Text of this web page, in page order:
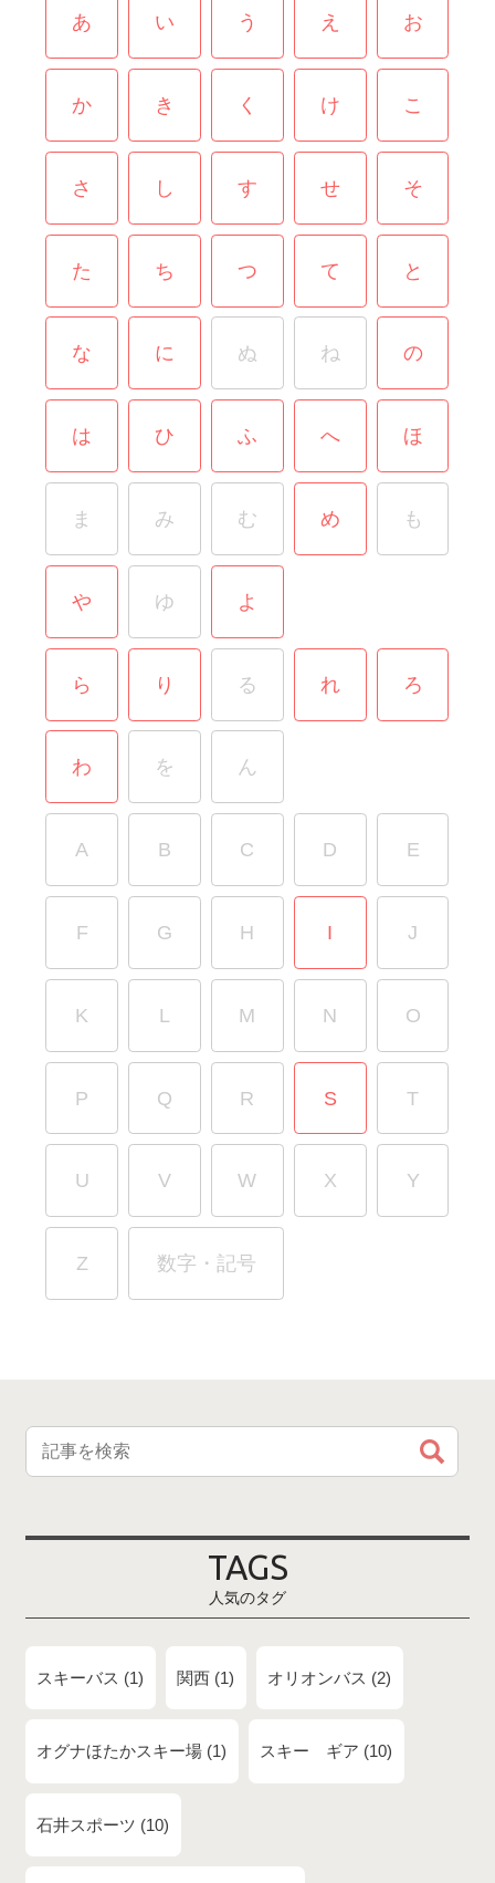
あ い う え お
か き く け こ
さ し す せ そ
た ち つ て と
な に ぬ ね の
は ひ ふ へ ほ
ま み む め も
や ゆ よ
ら り る れ ろ
わ を ん
A B C D E
F G H I J
K L M N O
P Q R S T
U V W X Y
Z 数字・記号
TAGS
人気のタグ
スキーバス 1 関西 1 オリオンバス 2
オグナほたかスキー場 1 スキー ギア 10
石井スポーツ 10